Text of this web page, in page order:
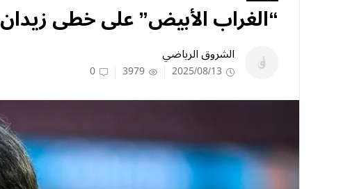
“الغراب الأبيض” على خطى زيدان
الشروق الرياضي
2025/08/13
3979
0